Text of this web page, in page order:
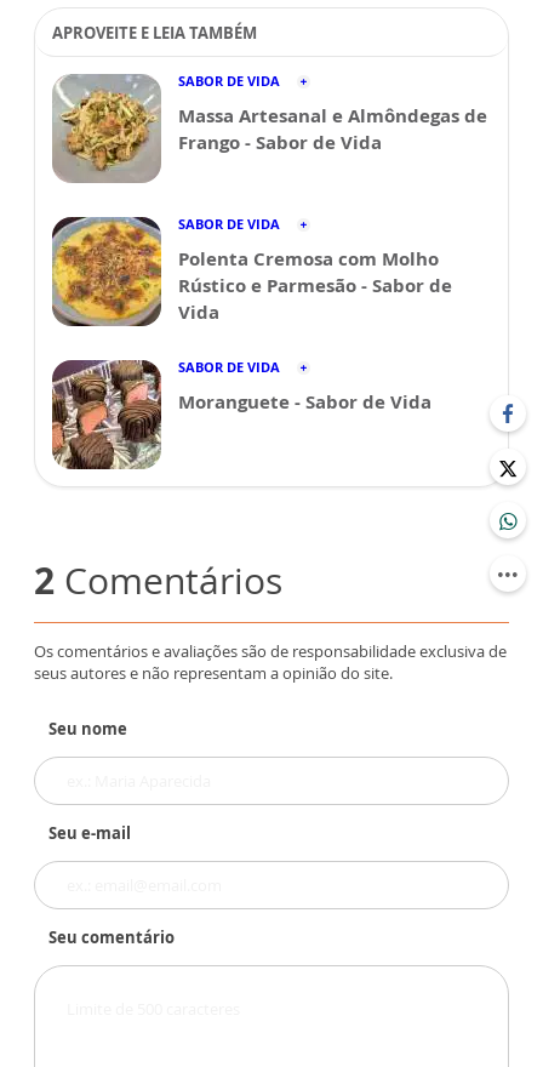
APROVEITE E LEIA TAMBÉM
SABOR DE VIDA
Massa Artesanal e Almôndegas de
Frango - Sabor de Vida
SABOR DE VIDA
Polenta Cremosa com Molho
Rústico e Parmesão - Sabor de
Vida
SABOR DE VIDA
Moranguete - Sabor de Vida
2 Comentários
Os comentários e avaliações são de responsabilidade exclusiva de
seus autores e não representam a opinião do site.
Seu nome
Seu e-mail
Seu comentário